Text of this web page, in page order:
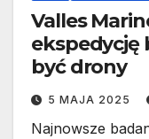
Valles
ekspedycję
być drony
5 MAJA 2025
Najnowsze